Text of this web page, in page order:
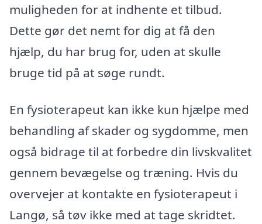
muligheden for at indhente et tilbud.
Dette gør det nemt for dig at få den
hjælp, du har brug for, uden at skulle
bruge tid på at søge rundt.
En fysioterapeut kan ikke kun hjælpe med
behandling af skader og sygdomme, men
også bidrage til at forbedre din livskvalitet
gennem bevægelse og træning. Hvis du
overvejer at kontakte en fysioterapeut i
Langø, så tøv ikke med at tage skridtet.